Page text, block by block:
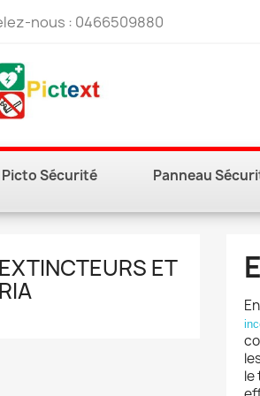
nous : 0466509880
Picto Sécurité Panneau
EXTINCTEURS ET
RIA
le